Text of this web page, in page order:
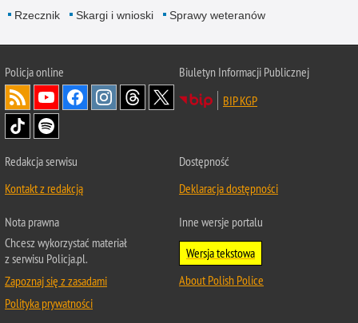
Rzecznik Skargi i wnioski Sprawy weteranów
Policjaonline
Biuletyn Informacji Publicznej
BIP KGP
Redakcja serwisu
Kontakt z redakcją
Dostępność
Deklaracja dostępności
Nota prawna
Chcesz wykorzystać materiał
z serwisu Policja.pl.
Zapoznaj się z zasadami
Polityka prywatności
Inne wersje portalu
Wersja tekstowa
About Polish Police